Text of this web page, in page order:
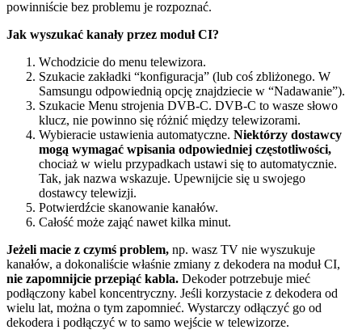
powinniście bez problemu je rozpoznać.
Jak wyszukać kanały przez moduł CI?
Wchodzicie do menu telewizora.
Szukacie zakładki “konfiguracja” (lub coś zbliżonego. W
Samsungu odpowiednią opcję znajdziecie w “Nadawanie”).
Szukacie Menu strojenia DVB-C. DVB-C to wasze słowo
klucz, nie powinno się różnić między telewizorami.
Wybieracie ustawienia automatyczne. Niektórzy dostawcy
mogą wymagać wpisania odpowiedniej częstotliwości,
chociaż w wielu przypadkach ustawi się to automatycznie.
Tak, jak nazwa wskazuje. Upewnijcie się u swojego
dostawcy telewizji.
Potwierdźcie skanowanie kanałów.
Całość może zająć nawet kilka minut.
Jeżeli macie z czymś problem, np. wasz TV nie wyszukuje
kanałów, a dokonaliście właśnie zmiany z dekodera na moduł CI,
nie zapomnijcie przepiąć kabla. Dekoder potrzebuje mieć
podłączony kabel koncentryczny. Jeśli korzystacie z dekodera od
wielu lat, można o tym zapomnieć. Wystarczy odłączyć go od
dekodera i podłączyć w to samo wejście w telewizorze.